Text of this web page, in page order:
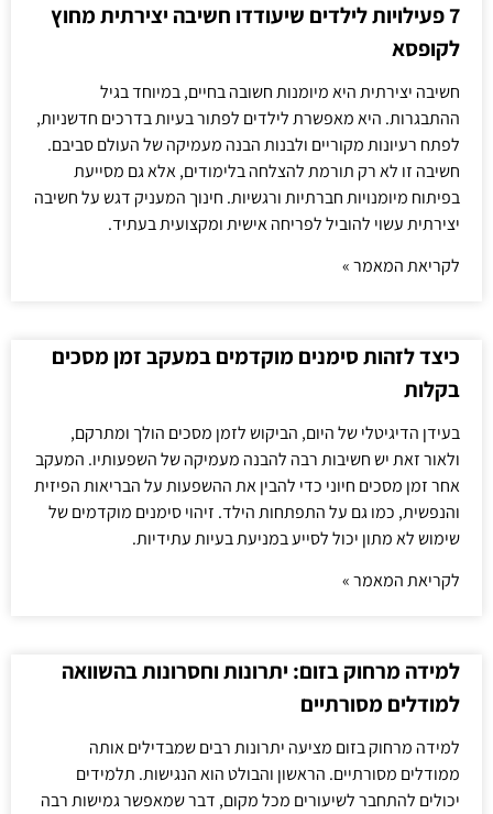
7 פעילויות לילדים שיעודדו חשיבה יצירתית מחוץ
לקופסא
חשיבה יצירתית היא מיומנות חשובה בחיים, במיוחד בגיל
ההתבגרות. היא מאפשרת לילדים לפתור בעיות בדרכים חדשניות,
לפתח רעיונות מקוריים ולבנות הבנה מעמיקה של העולם סביבם.
חשיבה זו לא רק תורמת להצלחה בלימודים, אלא גם מסייעת
בפיתוח מיומנויות חברתיות ורגשיות. חינוך המעניק דגש על חשיבה
יצירתית עשוי להוביל לפריחה אישית ומקצועית בעתיד.
לקריאת המאמר »
כיצד לזהות סימנים מוקדמים במעקב זמן מסכים
בקלות
בעידן הדיגיטלי של היום, הביקוש לזמן מסכים הולך ומתרקם,
ולאור זאת יש חשיבות רבה להבנה מעמיקה של השפעותיו. המעקב
אחר זמן מסכים חיוני כדי להבין את ההשפעות על הבריאות הפיזית
והנפשית, כמו גם על התפתחות הילד. זיהוי סימנים מוקדמים של
שימוש לא מתון יכול לסייע במניעת בעיות עתידיות.
לקריאת המאמר »
למידה מרחוק בזום: יתרונות וחסרונות בהשוואה
למודלים מסורתיים
למידה מרחוק בזום מציעה יתרונות רבים שמבדילים אותה
ממודלים מסורתיים. הראשון והבולט הוא הנגישות. תלמידים
יכולים להתחבר לשיעורים מכל מקום, דבר שמאפשר גמישות רבה